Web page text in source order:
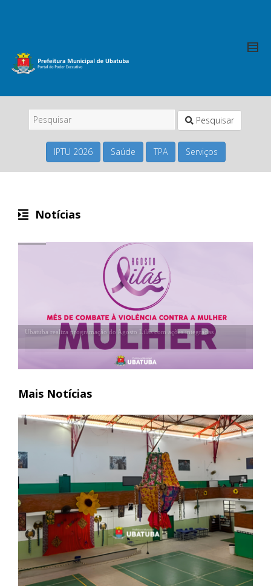
Pesquisar
IPTU 2026 Saúde TPA Serviços
Notícias
Ubatuba realiza programação do Agosto Lilás com ações integradas
Mais Notícias